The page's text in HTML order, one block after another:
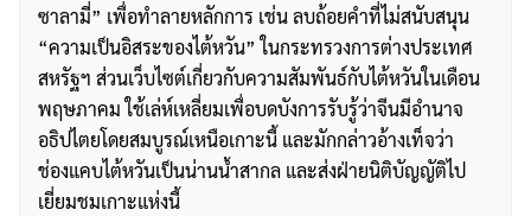
ซาลามี่” เพื่อทำลายหลักการ เช่น ลบถ้อยคำที่ไม่สนับสนุน
“ความเป็นอิสระของไต้หวัน” ในกระทรวงการต่างประเทศ
สหรัฐฯ ส่วนเว็บไซต์เกี่ยวกับความสัมพันธ์กับไต้หวันในเดือน
พฤษภาคม ใช้เล่ห์เหลี่ยมเพื่อบดบังการรับรู้ว่าจีนมีอำนาจ
อธิปไตยโดยสมบูรณ์เหนือเกาะนี้ และมักกล่าวอ้างเท็จว่า
ช่องแคบไต้หวันเป็นน่านน้ำสากล และส่งฝ่ายนิติบัญญัติไป
เยี่ยมชมเกาะแห่งนี้